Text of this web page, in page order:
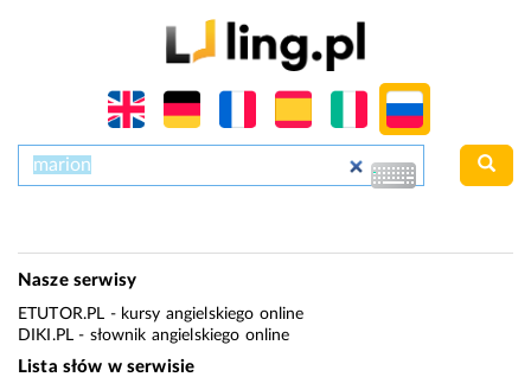
Nasze serwisy
ETUTOR.PL - kursy angielskiego online
DIKI.PL - słownik angielskiego online
Lista słów w serwisie